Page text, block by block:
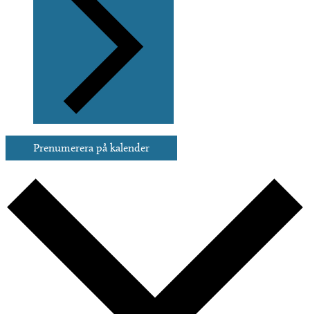
Prenumerera på kalender